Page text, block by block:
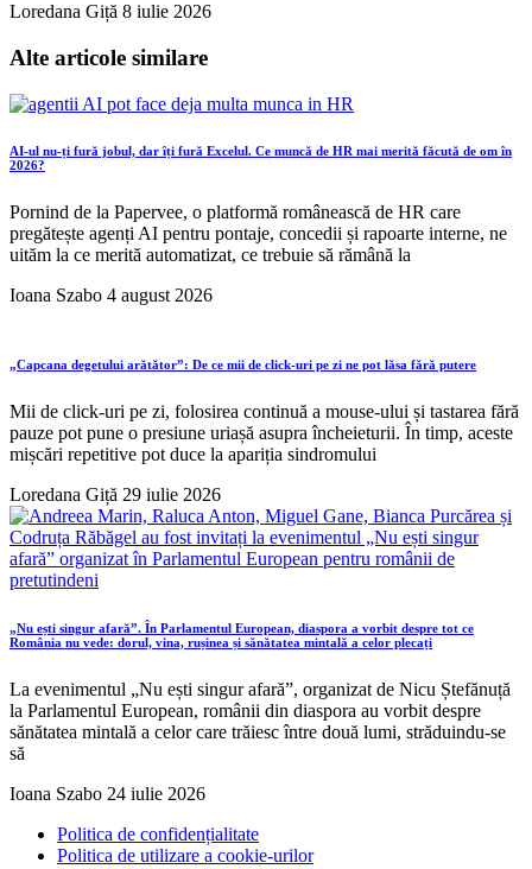
Loredana Giță 8 iulie 2026
Alte articole similare
AI-ul nu-ți fură jobul, dar îți fură Excelul. Ce muncă de HR mai merită făcută de om în
2026?
Pornind de la Papervee, o platformă românească de HR care
pregătește agenți AI pentru pontaje, concedii și rapoarte interne, ne
uităm la ce merită automatizat, ce trebuie să rămână la
Ioana Szabo 4 august 2026
„Capcana degetului arătător”: De ce mii de click-uri pe zi ne pot lăsa fără putere
Mii de click-uri pe zi, folosirea continuă a mouse-ului și tastarea fără
pauze pot pune o presiune uriașă asupra încheieturii. În timp, aceste
mișcări repetitive pot duce la apariția sindromului
Loredana Giță 29 iulie 2026
„Nu ești singur afară”. În Parlamentul European, diaspora a vorbit despre tot ce
România nu vede: dorul, vina, rușinea și sănătatea mintală a celor plecați
La evenimentul „Nu ești singur afară”, organizat de Nicu Ștefănuță
la Parlamentul European, românii din diaspora au vorbit despre
sănătatea mintală a celor care trăiesc între două lumi, străduindu-se
să
Ioana Szabo 24 iulie 2026
Politica de confidențialitate
Politica de utilizare a cookie-urilor